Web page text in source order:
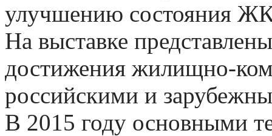
улучшению состояния
На выставке
достижения жилищно-
российскими и
В 2015 году основными